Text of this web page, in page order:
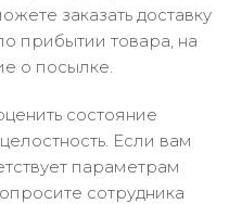
заказать доставку
прибытии товара, на
о посылке.
состояние
Если вам
параметрам
сотрудника